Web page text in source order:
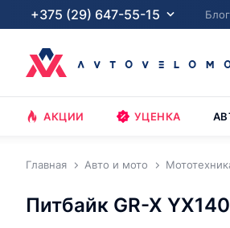
+375 (29) 647-55-15 Блог
АКЦИИ УЦЕНКА
Главная Авто и мото
Питбайк GR-X